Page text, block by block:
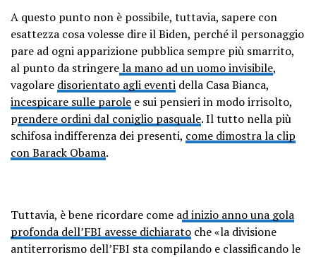
A questo punto non è possibile, tuttavia, sapere con
esattezza cosa volesse dire il Biden, perché il personaggio
pare ad ogni apparizione pubblica sempre più smarrito,
al punto da stringerela mano ad un uomo invisibile,
vagolare disorientato agli eventi della Casa Bianca,
incespicare sulle parole e sui pensieri in modo irrisolto,
prendere ordini dal coniglio pasquale. Il tutto nella più
schifosa indifferenza dei presenti, come dimostra la clip
con Barack Obama.
Tuttavia, è bene ricordare come ad inizio anno una gola
profonda dell’FBI avesse dichiarato che «la divisione
antiterrorismo dell’FBI sta compilando e classificando le